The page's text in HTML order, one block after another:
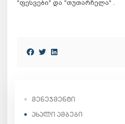
"ფესვები" და "თუთარჩელა" .
ᲛᲔᲜᲔᲯᲛᲔᲜᲢᲘ
ᲐᲮᲐᲚᲘ ᲐᲛᲑᲔᲑᲘ